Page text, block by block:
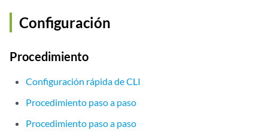
Legend for interface status
Dn -- down
  VPLS-id: 601
Configuración
Procedimiento
Configuración rápida de CLI
Procedimiento paso a paso
Procedimiento paso a paso